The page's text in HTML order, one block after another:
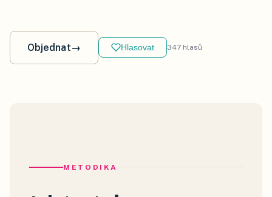
Objednat→ Hlasovat 347 hlasů
METODIKA